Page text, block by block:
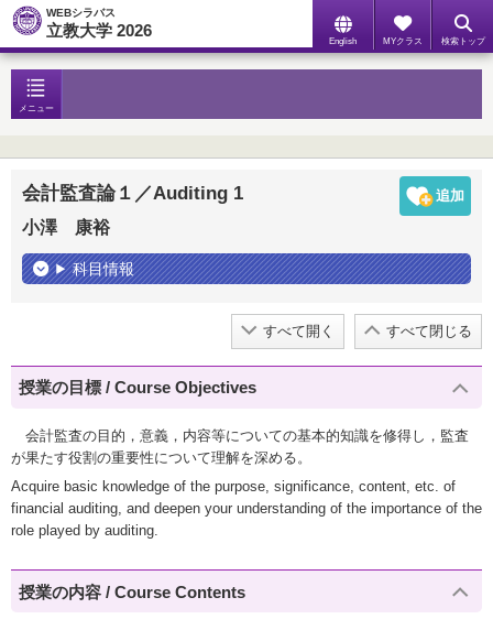
WEBシラバス
立教大学 2026
English MYクラス 検索トップ
メニュー
会計監査論１／Auditing 1
小澤 康裕
科目情報
すべて開く すべて閉じる
授業の目標 / Course Objectives
会計監査の目的，意義，内容等についての基本的知識を修得し，監査
が果たす役割の重要性について理解を深める。
Acquire basic knowledge of the purpose, significance, content, etc. of
financial auditing, and deepen your understanding of the importance of the
role played by auditing.
授業の内容 / Course Contents